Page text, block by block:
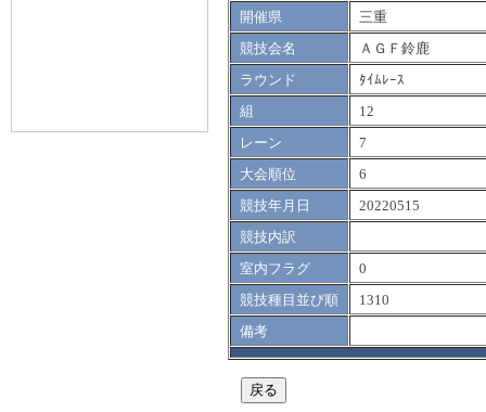
開催県
三重
競技会名
ＡＧＦ鈴鹿
ラウンド
ﾀｲﾑﾚｰｽ
組
12
レーン
7
大会順位
6
競技年月日
20220515
競技内訳
室内フラグ
0
競技種目並び順
1310
備考